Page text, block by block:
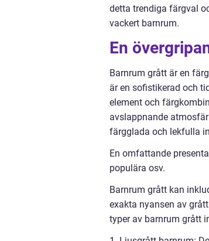
detta trendiga färgval
vackert barnrum.
En
Barnrum grått är en
är en sofistikerad och
element och
avslappnande
färgglada och lekfulla
En omfattande
populära osv.
Barnrum grått kan
exakta nyansen av
typer av barnrum grått